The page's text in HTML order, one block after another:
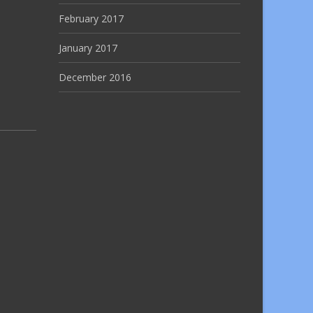
February 2017
January 2017
December 2016